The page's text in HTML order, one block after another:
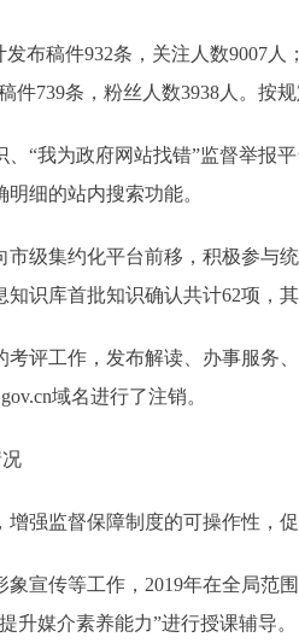
稿件932条，关注人数9007人
件739条，粉丝人数3938人。按
我为政府网站找错”监督举报
细的站内搜索功能。
集约化平台前移，积极参与
识库首批知识确认共计62项，
工作，发布解读、办事服务
域名进行了注销。
监督保障制度的可操作性，促
传等工作，2019年在全局范
升媒介素养能力”进行授课辅导。